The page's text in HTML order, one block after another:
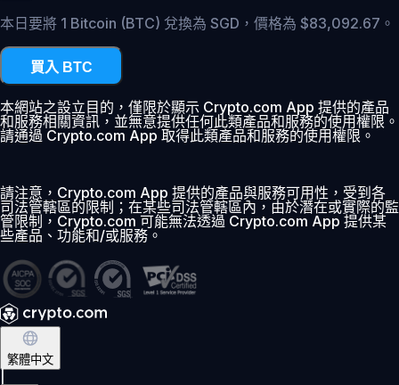
本日要將 1 Bitcoin (BTC) 兌換為 SGD，價格為 $83,092.67。
買入 BTC
本網站之設立目的，僅限於顯示 Crypto.com App 提供的產品
和服務相關資訊，並無意提供任何此類產品和服務的使用權限。
請通過 Crypto.com App 取得此類產品和服務的使用權限。
請注意，Crypto.com App 提供的產品與服務可用性，受到各
司法管轄區的限制；在某些司法管轄區內，由於潛在或實際的監
管限制，Crypto.com 可能無法透過 Crypto.com App 提供某
些產品、功能和/或服務。
繁體中文